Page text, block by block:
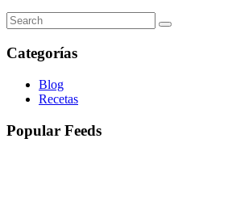
Categorías
Blog
Recetas
Popular Feeds